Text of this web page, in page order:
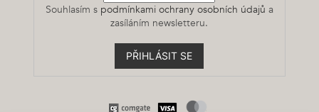
Souhlasím s podmínkami ochrany osobních údajů a
zasíláním newsletteru.
PŘIHLÁSIT SE